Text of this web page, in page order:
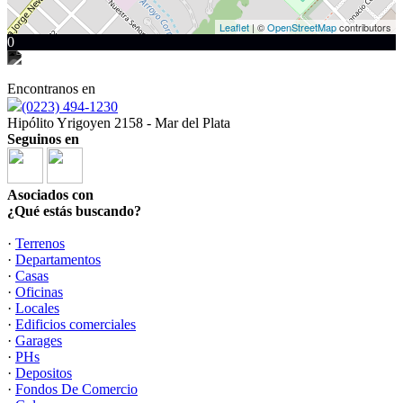
Leaflet | ©OpenStreetMapcontributors
0
Encontranos en
(0223) 494-1230
Hipólito Yrigoyen 2158 - Mar del Plata
Seguinos en
Asociados con
¿Qué estás buscando?
· Terrenos
· Departamentos
· Casas
· Oficinas
· Locales
· Edificios comerciales
· Garages
· PHs
· Depositos
· Fondos De Comercio